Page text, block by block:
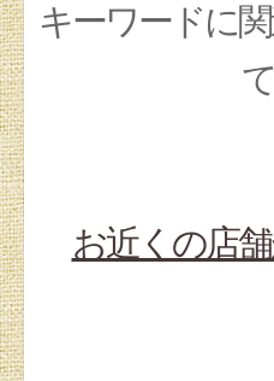
キーワードに
お近くの店